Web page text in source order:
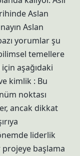
Aslan
Aslan
yorumlar şu
temellere
aşağıdaki
kimlik : Bu
noktası
ancak dikkat
liderlik
başlama